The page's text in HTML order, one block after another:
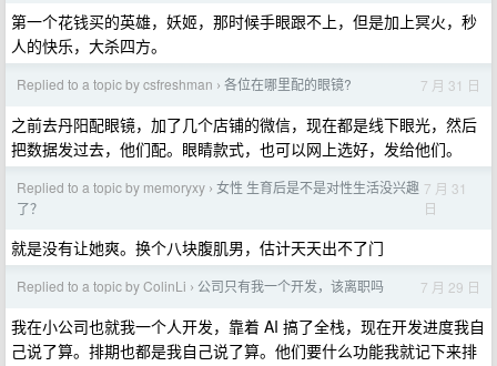
第一个花钱买的英雄，妖姬，那时候手眼跟不上，但是加上冥火，秒
人的快乐，大杀四方。
Replied to a topic by csfreshman › 各位在哪里配的眼镜? 7 月 31 日
之前去丹阳配眼镜，加了几个店铺的微信，现在都是线下眼光，然后
把数据发过去，他们配。眼睛款式，也可以网上选好，发给他们。
Replied to a topic by memoryxy › 女性 生育后是不是对性生活没兴趣
了？
7 月 31
日
就是没有让她爽。换个八块腹肌男，估计天天出不了门
Replied to a topic by ColinLi › 公司只有我一个开发，该离职吗 7 月 29 日
我在小公司也就我一个人开发，靠着 AI 搞了全栈，现在开发进度我自
己说了算。排期也都是我自己说了算。他们要什么功能我就记下来排